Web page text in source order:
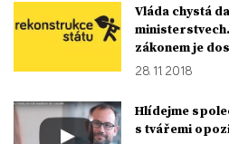
Vláda chystá
zákonem je
28. 11. 2018
Hlídejme
s tvářemi